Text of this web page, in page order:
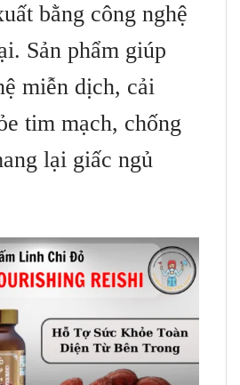
bằng công nghệ
Sản phẩm giúp
miễn dịch, cải
tim mạch, chống
lại giấc ngủ